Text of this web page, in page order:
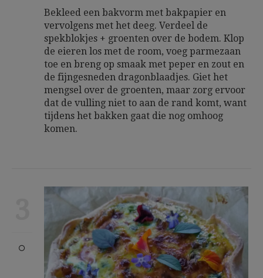
Bekleed een bakvorm met bakpapier en
vervolgens met het deeg. Verdeel de
spekblokjes + groenten over de bodem. Klop
de eieren los met de room, voeg parmezaan
toe en breng op smaak met peper en zout en
de fijngesneden dragonblaadjes. Giet het
mengsel over de groenten, maar zorg ervoor
dat de vulling niet to aan de rand komt, want
tijdens het bakken gaat die nog omhoog
komen.